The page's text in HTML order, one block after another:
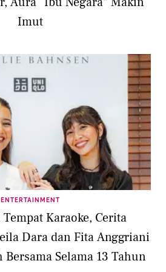
Imut
ENTERTAINMENT
Karaoke, Cerita
Dara dan Fita Anggriani
Selama 13 Tahun